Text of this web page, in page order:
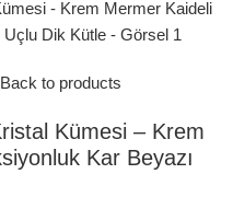
Back to products
Kümesi – Krem
Kar Beyazı